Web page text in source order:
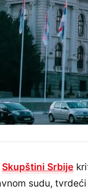
Skupštini Srbije
sudu,